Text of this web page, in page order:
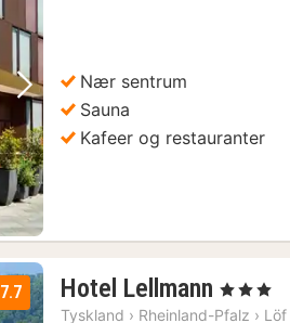
Neste bilde
Nær sentrum
Sauna
Kafeer og restauranter
7.7 Hotel Lellmann 2
netter
, 3 Stjerner
Tyskland › Rheinland-Pfalz › Löf